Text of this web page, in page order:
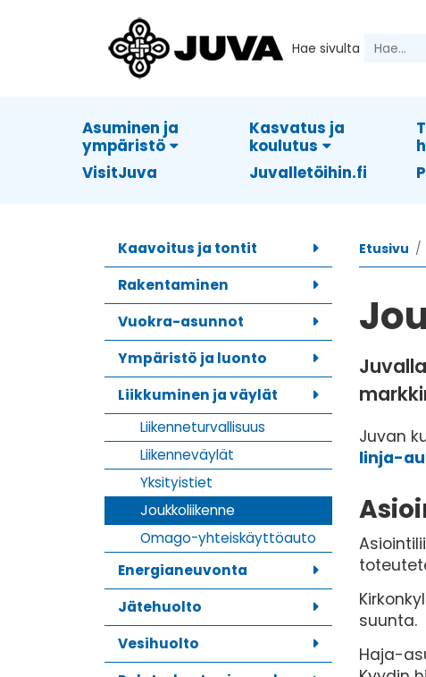
Hae sivulta
Asuminen ja
ympäristö
Kasvatus ja
koulutus
VisitJuva
Juvalletöihin.fi
Kaavoitus ja tontit
Rakentaminen
Vuokra-asunnot
Ympäristö ja luonto
Liikkuminen ja väylät
Liikenneturvallisuus
Liikenneväylät
Yksityistiet
Joukkoliikenne
Omago-yhteiskäyttöauto
Energianeuvonta
Jätehuolto
Vesihuolto
Etusivu
Juvan
linja-
suunta.
Haja-